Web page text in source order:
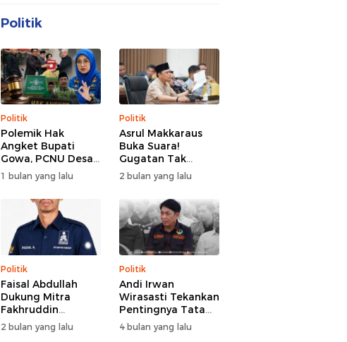
Politik
Politik
Polemik Hak
Angket Bupati
Gowa, PCNU Desak
DPRD Buka Fakta
Transparan
1 bulan yang lalu
Politik
Asrul Makkaraus
Buka Suara!
Gugatan Tak
Hentikan Hak
Angket DPRD
2 bulan yang lalu
Politik
Faisal Abdullah
Dukung Mitra
Fakhruddin
Nahkodai BM PAN
Periode 2026-2031
2 bulan yang lalu
Politik
Andi Irwan
Wirasasti Tekankan
Pentingnya Tata
Kelola Terintegrasi
Sektor Peternakan
4 bulan yang lalu